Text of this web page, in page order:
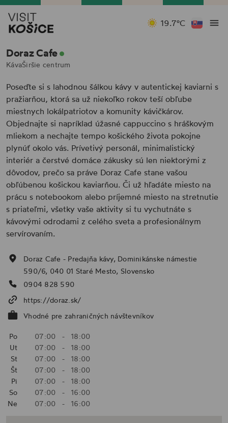
19.7°C
Doraz Cafe
KávaŠiršie centrum
Poseďte si s lahodnou šálkou kávy v autentickej kaviarni s
pražiarňou, ktorá sa už niekoľko rokov teší obľube
miestnych lokálpatriotov a komunity kávičkárov.
Objednajte si napríklad úžasné cappuccino s hráškovým
mliekom a nechajte tempo košického života pokojne
plynúť okolo vás. Prívetivý personál, minimalistický
interiér a čerstvé domáce zákusky sú len niektorými z
dôvodov, prečo sa práve Doraz Cafe stane vašou
obľúbenou košickou kaviarňou. Či už hľadáte miesto na
prácu s notebookom alebo príjemné miesto na stretnutie
s priateľmi, všetky vaše aktivity si tu vychutnáte s
kávovými odrodami z celého sveta a profesionálnym
servírovaním.
Doraz Cafe - Predajňa kávy, Dominikánske námestie
590/6, 040 01 Staré Mesto, Slovensko
0904 828 590
https://doraz.sk/
Vhodné pre zahraničných návštevníkov
Po 07:00 -
18:00
Ut
07:00 -
18:00
St
07:00 -
18:00
Št
07:00 -
18:00
Pi
07:00 -
18:00
So
07:00 -
16:00
Ne
07:00 - 16:00